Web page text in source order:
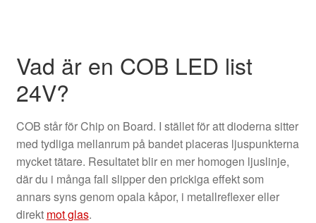
Vad är en COB LED list
24V?
COB står för Chip on Board. I stället för att dioderna sitter
med tydliga mellanrum på bandet placeras ljuspunkterna
mycket tätare. Resultatet blir en mer homogen ljuslinje,
där du i många fall slipper den prickiga effekt som
annars syns genom opala kåpor, i metallreflexer eller
direkt mot glas.